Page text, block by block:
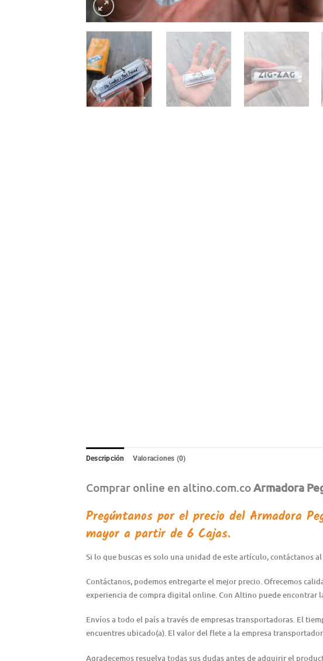
Descripción Valoraciones (0)
Comprar online en altino.com.coArmadora
Pregúntanos por el precio del Armadora
mayor a partir de 6 Cajas.
Si lo que buscas es solo una unidad de este artículo, contáctanos
Contáctanos, podemos entregarte el mejor precio. Ofrecemos
experiencia de compra digital online. Con Altino puede encontrar
Envíos a todo el país a través de empresas transportadoras. El
encuentres ubicado(a). El valor del flete a la empresa
Agradecemos resuelva todas sus dudas antes de adquirir el